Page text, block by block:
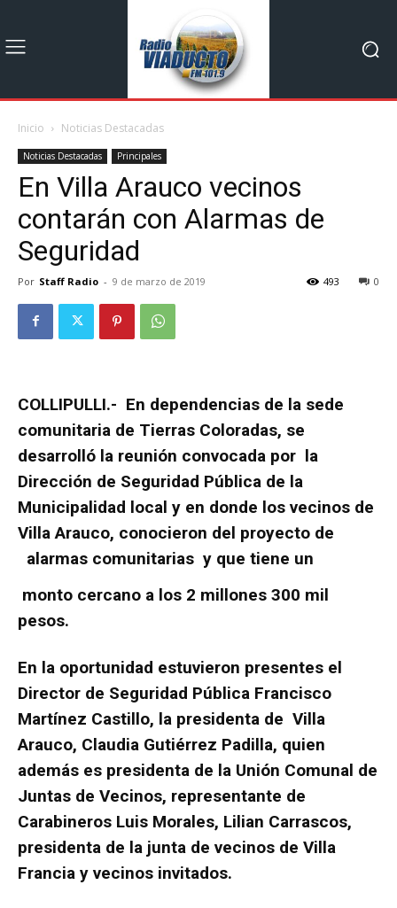
Inicio Noticias Destacadas
Noticias Destacadas Principales
En Villa Arauco vecinos
contarán con Alarmas de
Seguridad
Por Staff Radio - 9 de marzo de 2019 0
493
COLLIPULLI.- En dependencias de la sede
comunitaria de Tierras Coloradas, se
desarrolló la reunión convocada por la
Dirección de Seguridad Pública de la
Municipalidad local y en donde los vecinos de
Villa Arauco, conocieron del proyecto de
alarmas comunitarias y que tiene un
monto cercano a los 2 millones 300 mil
pesos.
En la oportunidad estuvieron presentes el
Director de Seguridad Pública Francisco
Martínez Castillo, la presidenta de Villa
Arauco, Claudia Gutiérrez Padilla, quien
además es presidenta de la Unión Comunal de
Juntas de Vecinos, representante de
Carabineros Luis Morales, Lilian Carrascos,
presidenta de la junta de vecinos de Villa
Francia y vecinos invitados.